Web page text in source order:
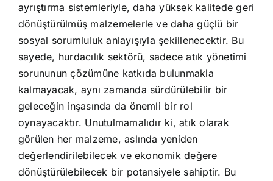
ayrıştırma sistemleriyle, daha yüksek kalitede geri
dönüştürülmüş malzemelerle ve daha güçlü bir
sosyal sorumluluk anlayışıyla şekillenecektir. Bu
sayede, hurdacılık sektörü, sadece atık yönetimi
sorununun çözümüne katkıda bulunmakla
kalmayacak, aynı zamanda sürdürülebilir bir
geleceğin inşasında da önemli bir rol
oynayacaktır. Unutulmamalıdır ki, atık olarak
görülen her malzeme, aslında yeniden
değerlendirilebilecek ve ekonomik değere
dönüştürülebilecek bir potansiyele sahiptir. Bu